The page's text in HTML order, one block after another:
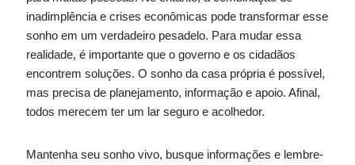
inadimplência e crises econômicas pode transformar esse
sonho em um verdadeiro pesadelo. Para mudar essa
realidade, é importante que o governo e os cidadãos
encontrem soluções. O sonho da casa própria é possível,
mas precisa de planejamento, informação e apoio. Afinal,
todos merecem ter um lar seguro e acolhedor.
Mantenha seu sonho vivo, busque informações e lembre-